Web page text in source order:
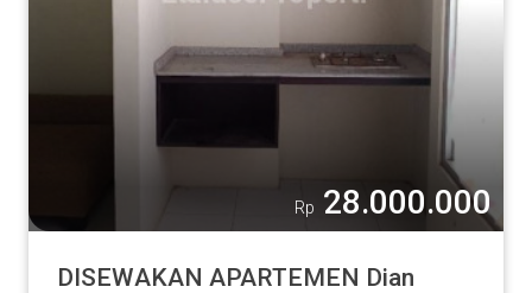
Rp 28.000.000
DISEWAKAN APARTEMEN Dian